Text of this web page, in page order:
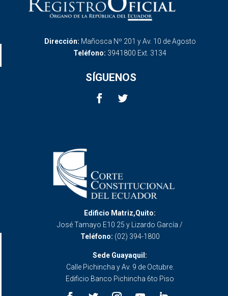
Dirección: Mañosca Nº 201 y Av. 10 de Agosto
Teléfono: 3941800 Ext. 3134
SÍGUENOS
Edificio Matriz,Quito:
José Tamayo E10 25 y Lizardo García /
Teléfono: (02) 394-1800
Sede Guayaquil:
Calle Pichincha y Av. 9 de Octubre.
Edificio Banco Pichincha 6to Piso